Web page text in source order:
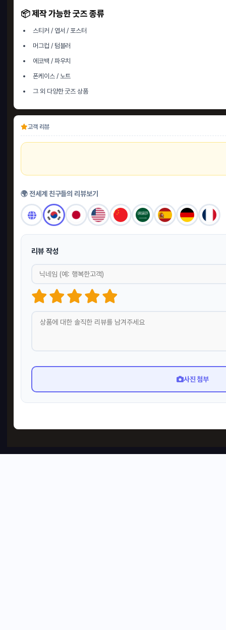
📦 제작 가능한 굿즈 종류
스티커 / 엽서 / 포스터
머그컵 / 텀블러
에코백 / 파우치
폰케이스 / 노트
그 외 다양한 굿즈 상품
고객 리뷰
🌍 전세계 친구들의 리뷰보기
리뷰 작성
사진 첨부